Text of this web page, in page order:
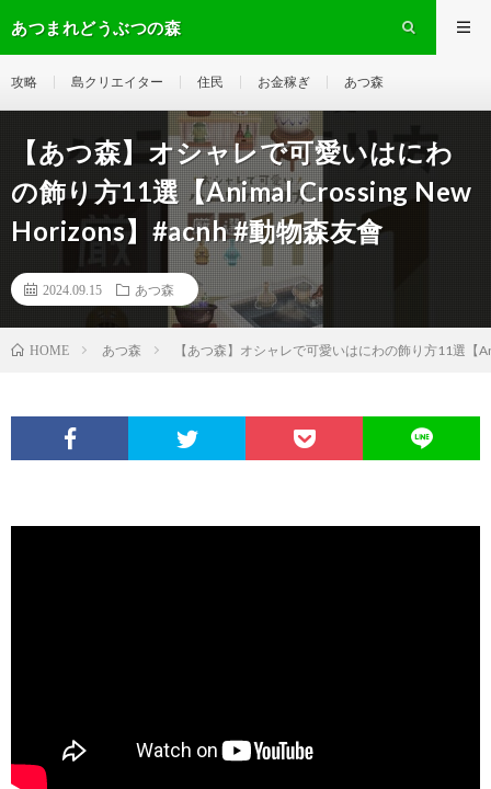
あつまれどうぶつの森
攻略 島クリエイター 住民 お金稼ぎ あつ森
【あつ森】オシャレで可愛いはにわ
の飾り方11選【Animal Crossing New
Horizons】#acnh #動物森友會
2024.09.15 あつ森
HOME あつ森 【あつ森】オシャレで可愛いはにわの飾り方11選